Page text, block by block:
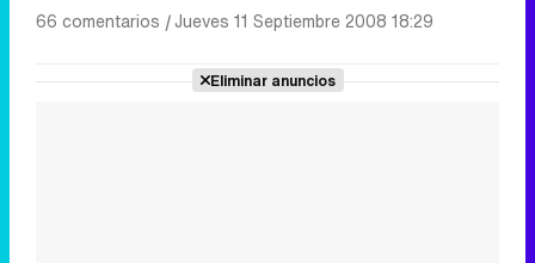
66 comentarios |Jueves 11 Septiembre 2008 18:29
Eliminar anuncios